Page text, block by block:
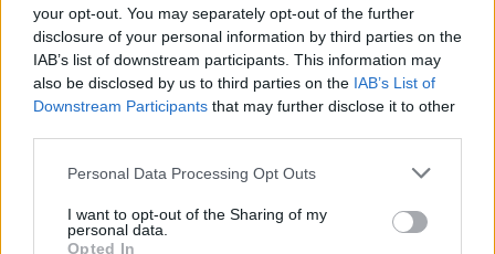
your opt-out. You may separately opt-out of the further
disclosure of your personal information by third parties on the
IAB’s list of downstream participants. This information may
also be disclosed by us to third parties on the IAB’s List of
Downstream Participants that may further disclose it to other
Please note that this website/app uses one or more Google
not limited to your visit or usage behaviour. You may click to
grant or deny consent to Google and its third-party tags to
Personal Data Processing Opt Outs
I want to opt-out of the Sharing of my
personal data.
Opted In
Fördős Zé a vendéglátás világában nőtt fel,
édesapja és nagymamája éttermében.
A gasztronómia iránti szenvedélye már fiatalon
megmutatkozott, első receptkönyvét 8 évesen
írta.
Több szakácskönyvet is kiadott, amelyekben a